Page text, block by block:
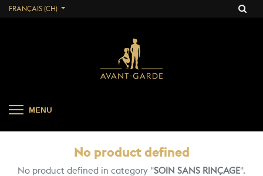
FRANÇAIS (CH)
MENU
No product defined
No product defined in category "SOIN SANS RINÇAGE".